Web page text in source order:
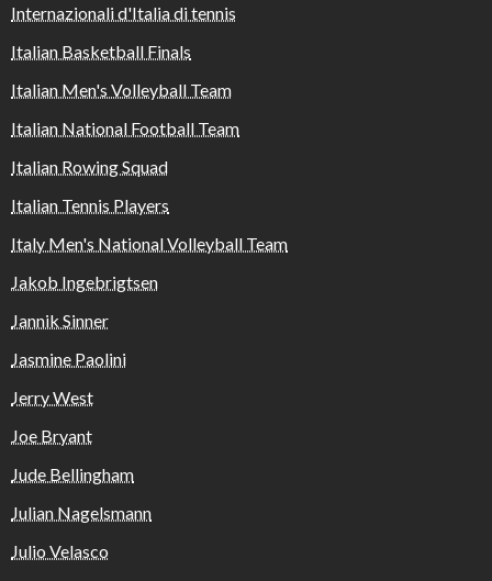
Internazionali d'Italia di tennis
Italian Basketball Finals
Italian Men's Volleyball Team
Italian National Football Team
Italian Rowing Squad
Italian Tennis Players
Italy Men's National Volleyball Team
Jakob Ingebrigtsen
Jannik Sinner
Jasmine Paolini
Jerry West
Joe Bryant
Jude Bellingham
Julian Nagelsmann
Julio Velasco